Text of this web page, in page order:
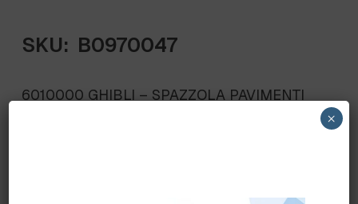
SKU: B0970047
6010000 GHIBLI – SPAZZOLA PAVIMENTI
×